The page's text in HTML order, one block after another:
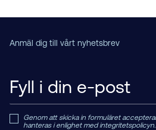
Anmäl dig till vårt nyhetsbrev
Genom att skicka in formuläret
hanteras i enlighet med integritetspolicyn.